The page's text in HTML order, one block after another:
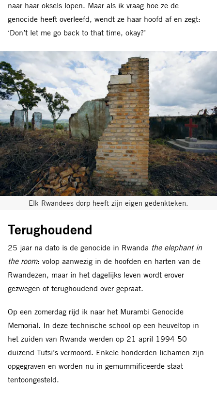
naar haar oksels lopen. Maar als ik vraag hoe ze de
genocide heeft overleefd, wendt ze haar hoofd af en zegt:
‘Don’t let me go back to that time, okay?’
Elk Rwandees dorp heeft zijn eigen gedenkteken.
Terughoudend
25 jaar na dato is de genocide in Rwanda the elephant in
the room: volop aanwezig in de hoofden en harten van de
Rwandezen, maar in het dagelijks leven wordt erover
gezwegen of terughoudend over gepraat.
Op een zomerdag rijd ik naar het Murambi Genocide
Memorial. In deze technische school op een heuveltop in
het zuiden van Rwanda werden op 21 april 1994 50
duizend Tutsi’s vermoord. Enkele honderden lichamen zijn
opgegraven en worden nu in gemummificeerde staat
tentoongesteld.